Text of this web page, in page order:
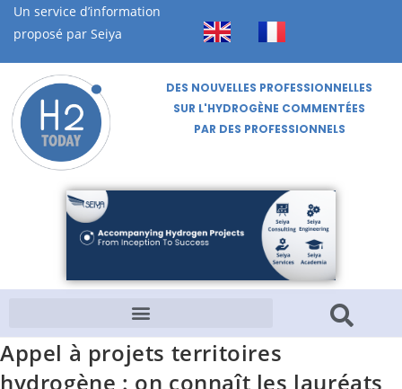
Un service d’information
proposé par Seiya
DES NOUVELLES PROFESSIONNELLES
SUR L'HYDROGÈNE COMMENTÉES
PAR DES PROFESSIONNELS
Appel à projets territoires
hydrogène : on connaît les lauréats